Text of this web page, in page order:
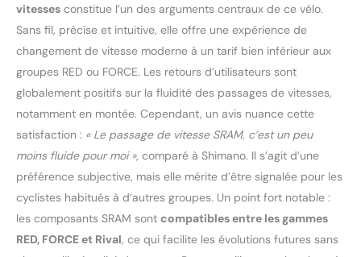
vitesses constitue l’un des arguments centraux de ce vélo.
Sans fil, précise et intuitive, elle offre une expérience de
changement de vitesse moderne à un tarif bien inférieur aux
groupes RED ou FORCE. Les retours d’utilisateurs sont
globalement positifs sur la fluidité des passages de vitesses,
notamment en montée. Cependant, un avis nuance cette
satisfaction : « Le passage de vitesse SRAM, c’est un peu
moins fluide pour moi », comparé à Shimano. Il s’agit d’une
préférence subjective, mais elle mérite d’être signalée pour les
cyclistes habitués à d’autres groupes. Un point fort notable :
les composants SRAM sont compatibles entre les gammes
RED, FORCE et Rival, ce qui facilite les évolutions futures sans